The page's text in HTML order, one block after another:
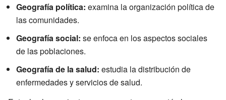
Geografía política: examina la organización política de
las comunidades.
Geografía social: se enfoca en los aspectos sociales
de las poblaciones.
Geografía de la salud: estudia la distribución de
enfermedades y servicios de salud.